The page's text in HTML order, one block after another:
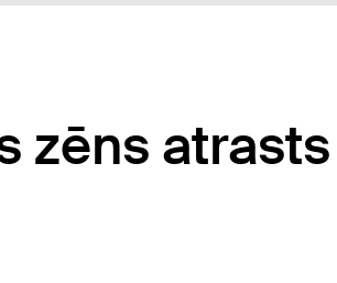
zēns atrasts